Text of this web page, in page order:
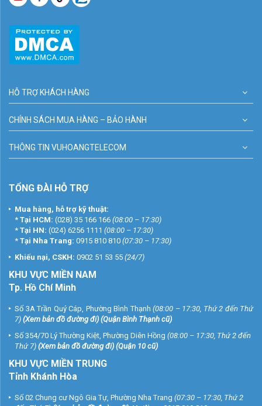
HỖ TRỢ KHÁCH HÀNG
CHÍNH SÁCH MUA HÀNG – BẢO HÀNH
THÔNG TIN VUHOANGTELECOM
TỔNG ĐÀI HỖ TRỢ
Mua hàng, hỗ trợ kỹ thuật:
* Tại HCM: (028) 35 166 166 (08:00 – 17:30)
* Tại HN: (024) 6256 1111 (08:00 – 17:30)
* Tại Nha Trang: 0915 810 810 (07:30 – 17:30)
Khiếu nại, CSKH: 0902 51 53 55 (24/7)
KHU VỰC MIỀN NAM
Tp. Hồ Chí Minh
Số 3A Trần Quý Cáp, Phường Bình Thạnh (08:00 – 17:30, Thứ 2 đến Thứ
7) (Xem bản đồ đường đi) (Quận Bình Thạnh cũ)
Số 354/70 Lý Thường Kiệt, Phường Diên Hồng (08:00 – 17:30, Thứ 2 đến
Thứ 7) (Xem bản đồ đường đi) (Quận 10 cũ)
KHU VỰC MIỀN TRUNG
Tỉnh Khánh Hòa
Số 02 Chung cư Ngô Gia Tự, Phường Nha Trang (07:30 – 17:30, Thứ 2